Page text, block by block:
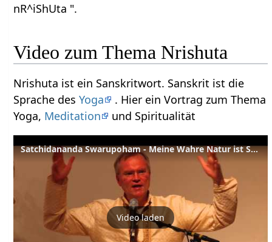
nR^iShUta ".
Video zum Thema Nrishuta
Nrishuta ist ein Sanskritwort. Sanskrit ist die
Sprache desYoga
. Hier ein Vortrag zum Thema
Yoga, Meditation und Spiritualität
Satchidananda Swarupoham - Meine Wahre Natur ist Sein, Wissen und Glückseligkeit
Video laden